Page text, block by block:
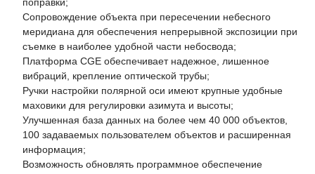
Сопровождение объекта при пересечении небесного
меридиана для обеспечения непрерывной экспозиции при
съемке в наиболее удобной части небосвода;
Платформа CGE обеспечивает надежное, лишенное
вибраций, крепление оптической трубы;
Ручки настройки полярной оси имеют крупные удобные
маховики для регулировки азимута и высоты;
Улучшенная база данных на более чем 40 000 объектов,
100 задаваемых пользователем объектов и расширенная
информация;
Возможность обновлять программное обеспечение